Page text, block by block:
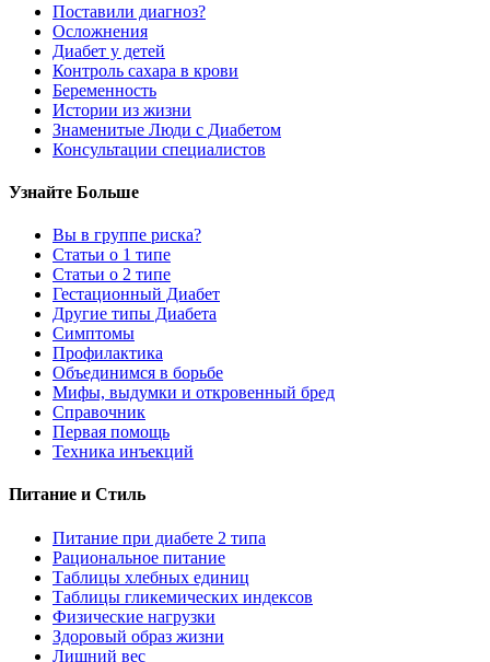
Поставили диагноз?
Осложнения
Диабет у детей
Контроль сахара в крови
Беременность
Истории из жизни
Знаменитые Люди с Диабетом
Консультации специалистов
Узнайте Больше
Вы в группе риска?
Статьи о 1 типе
Статьи о 2 типе
Гестационный Диабет
Другие типы Диабета
Симптомы
Профилактика
Объединимся в борьбе
Мифы, выдумки и откровенный бред
Справочник
Первая помощь
Техника инъекций
Питание и Стиль
Питание при диабете 2 типа
Рациональное питание
Таблицы хлебных единиц
Таблицы гликемических индексов
Физические нагрузки
Здоровый образ жизни
Лишний вес